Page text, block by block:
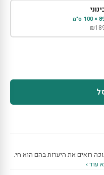
100 ס"מ
₪
רואים את היערות בהם הוא חי.
עוד ›